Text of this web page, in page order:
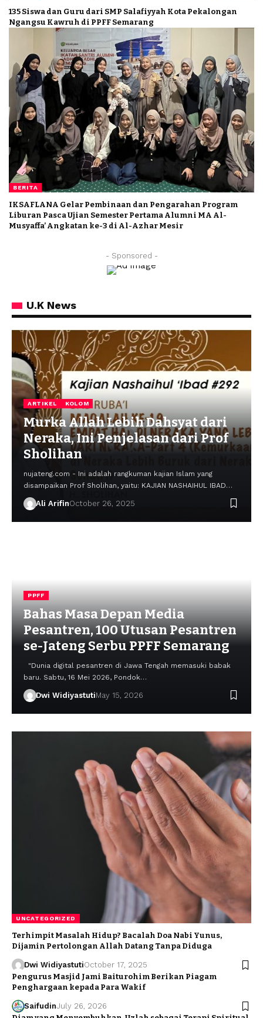
135 Siswa dan Guru dari SMP Salafiyyah Kota Pekalongan
Ngangsu Kawruh di PPFF Semarang
BERITA
IKSAFLANA Gelar Pembinaan dan Pengarahan Program
Liburan Pasca Ujian Semester Pertama Alumni MA Al-
Musyaffa’ Angkatan ke-3 di Al-Azhar Mesir
- Sponsored -
U.K News
ARTIKEL KOLOM
Murka Allah Lebih Dahsyat dari
Neraka, Ini Penjelasan dari Prof
Sholihan
nujateng.com - Ini adalah rangkuman kajian Islam yang
disampaikan Prof Sholihan, yaitu: KAJIAN NASHAIHUL IBAD…
Ali ArifinOctober 26, 2025
PPFF
Bahas Masa Depan Media
Pesantren, 100 Utusan Pesantren
se-Jateng Serbu PPFF Semarang
"Dunia digital pesantren di Jawa Tengah memasuki babak
baru. Sabtu, 16 Mei 2026, Pondok…
Dwi WidiyastutiMay 15, 2026
UNCATEGORIZED
Terhimpit Masalah Hidup? Bacalah Doa Nabi Yunus,
Dijamin Pertolongan Allah Datang Tanpa Diduga
Dwi WidiyastutiOctober 17, 2025
Pengurus Masjid Jami Baiturohim Berikan Piagam
Penghargaan kepada Para Wakif
SaifudinJuly 26, 2026